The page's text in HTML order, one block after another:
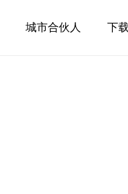
城市合伙人 下